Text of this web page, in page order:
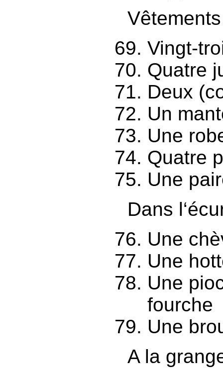
Vingt-
Quatre
Deux
Un
Une
Quatre
Une
Dans
Une
Une
Une
fourche
Une
A la